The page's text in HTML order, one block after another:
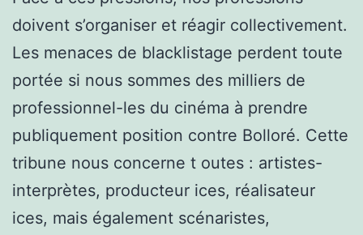
doivent s’organiser et réagir collectivement.
Les menaces de blacklistage perdent toute
portée si nous sommes des milliers de
professionnel-les du cinéma à prendre
publiquement position contre Bolloré. Cette
tribune nous concerne t outes : artistes-
interprètes, producteur ices, réalisateur
ices, mais également scénaristes,